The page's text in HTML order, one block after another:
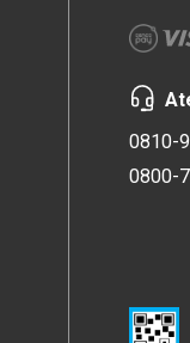
0810-
0800-